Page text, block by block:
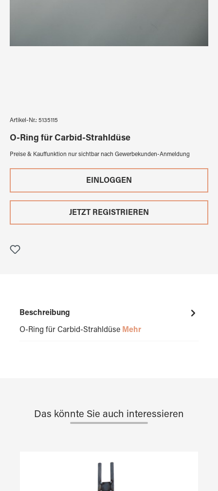
Artikel-Nr.: 5135115
O-Ring für Carbid-Strahldüse
Preise & Kauffunktion nur sichtbar nach Gewerbekunden-Anmeldung
EINLOGGEN
JETZT REGISTRIEREN
Beschreibung
O-Ring für Carbid-Strahldüse Mehr
Das könnte Sie auch interessieren